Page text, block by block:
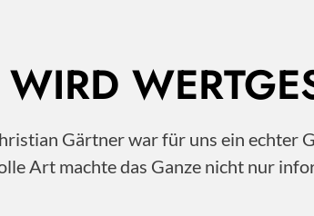
Gärtner war für uns ein echter
Art machte das Ganze nicht nur